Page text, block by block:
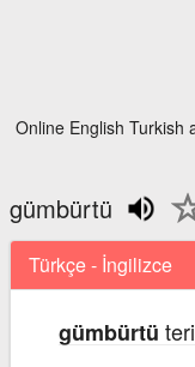
Online English Turkish
gümbürtü
Türkçe - İngilizce
gümbürtü